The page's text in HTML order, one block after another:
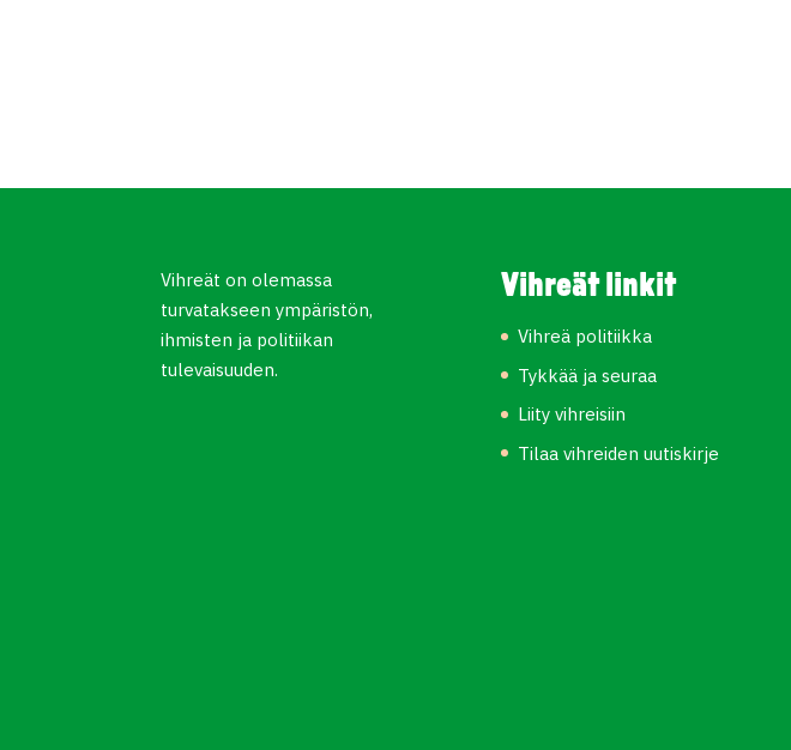
Vihreät on olemassa
turvatakseen ympäristön,
ihmisten ja politiikan
tulevaisuuden.
Vihreät linkit
Vihreä politiikka
Tykkää ja seuraa
Liity vihreisiin
Tilaa vihreiden uutiskirje